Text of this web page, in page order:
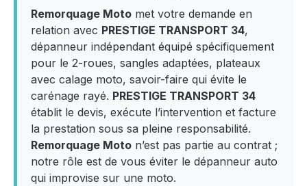
Remorquage Moto met votre demande en
relation avec PRESTIGE TRANSPORT 34,
dépanneur indépendant équipé spécifiquement
pour le 2-roues, sangles adaptées, plateaux
avec calage moto, savoir-faire qui évite le
carénage rayé. PRESTIGE TRANSPORT 34
établit le devis, exécute l’intervention et facture
la prestation sous sa pleine responsabilité.
Remorquage Moto n’est pas partie au contrat ;
notre rôle est de vous éviter le dépanneur auto
qui improvise sur une moto.